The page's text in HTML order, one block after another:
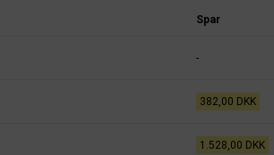
Spar
-
382,00 DKK
1.528,00 DKK